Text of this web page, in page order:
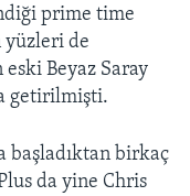
prime time
de
Beyaz Saray
getirilmişti.
başladıktan birkaç
da yine Chris